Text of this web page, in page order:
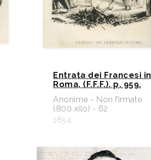
Entrata dei Francesi in
Roma, (F.F.F.). p. 959.
Anonime - Non firmate
(800 xilo) - 62
1854